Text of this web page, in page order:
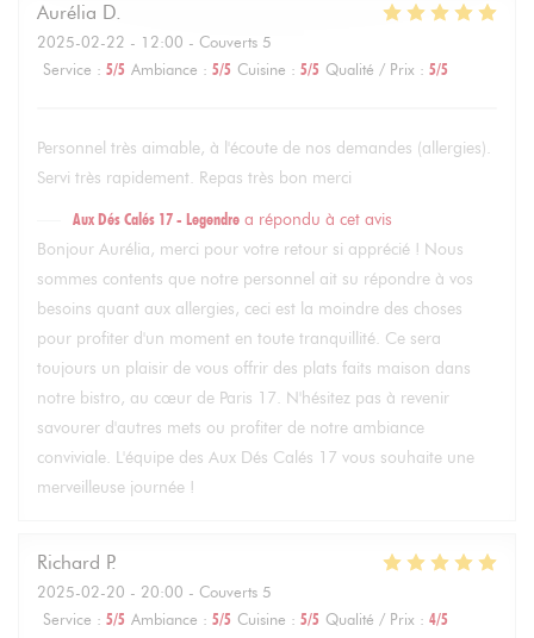
Aurélia D
2025-02-22 - 12:00 - Couverts 5
Service : 5/5 Ambiance : 5/5 Cuisine : 5/5 Qualité / Prix : 5/5
Personnel très aimable, à l'écoute de nos demandes (allergies).
Servi très rapidement. Repas très bon merci
Aux Dés Calés 17 - Legendre a répondu à cet avis
Bonjour Aurélia, merci pour votre retour si apprécié ! Nous
sommes contents que notre personnel ait su répondre à vos
besoins quant aux allergies, ceci est la moindre des choses
pour profiter d'un moment en toute tranquillité. Ce sera
toujours un plaisir de vous offrir des plats faits maison dans
notre bistro, au cœur de Paris 17. N'hésitez pas à revenir
savourer d'autres mets ou profiter de notre ambiance
conviviale. L'équipe des Aux Dés Calés 17 vous souhaite une
merveilleuse journée !
Richard P
2025-02-20 - 20:00 - Couverts 5
Service : 5/5 Ambiance : 5/5 Cuisine : 5/5 Qualité / Prix : 4/5